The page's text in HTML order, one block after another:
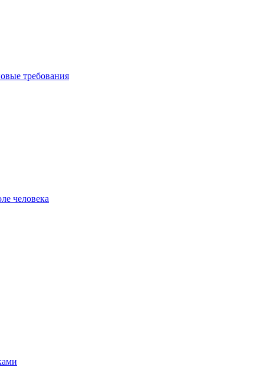
требования
человека